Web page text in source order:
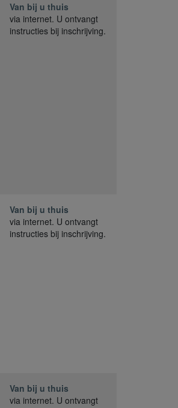
Van bij u thuis
via internet. U ontvangt
instructies bij inschrijving.
Van bij u thuis
via internet. U ontvangt
instructies bij inschrijving.
Van bij u thuis
via internet. U ontvangt